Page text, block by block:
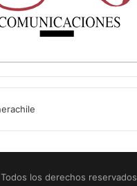
los derechos